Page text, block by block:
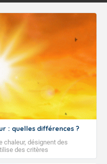
: quelles différences ?
chaleur, désignent des
des critères
les épisodes de chaleur qui